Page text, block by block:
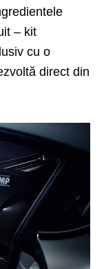
– kit
cu o
direct din